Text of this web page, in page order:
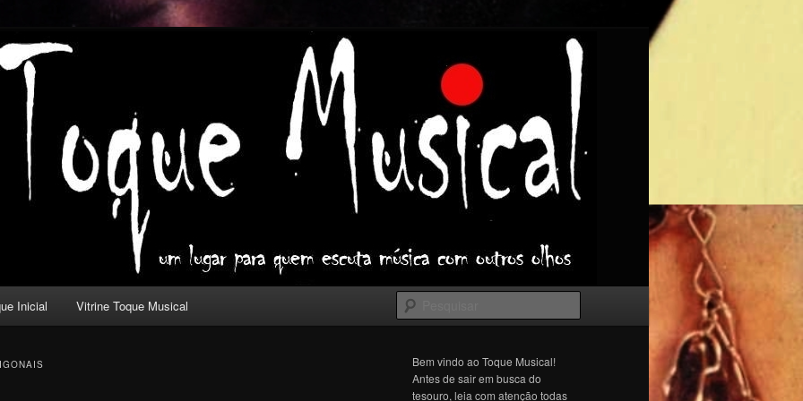
com outros olhos.
Inicial Vitrine Toque Musical
Bem vindo ao Toque Musical!
Antes de sair em busca do
tesouro, leia com atenção todas